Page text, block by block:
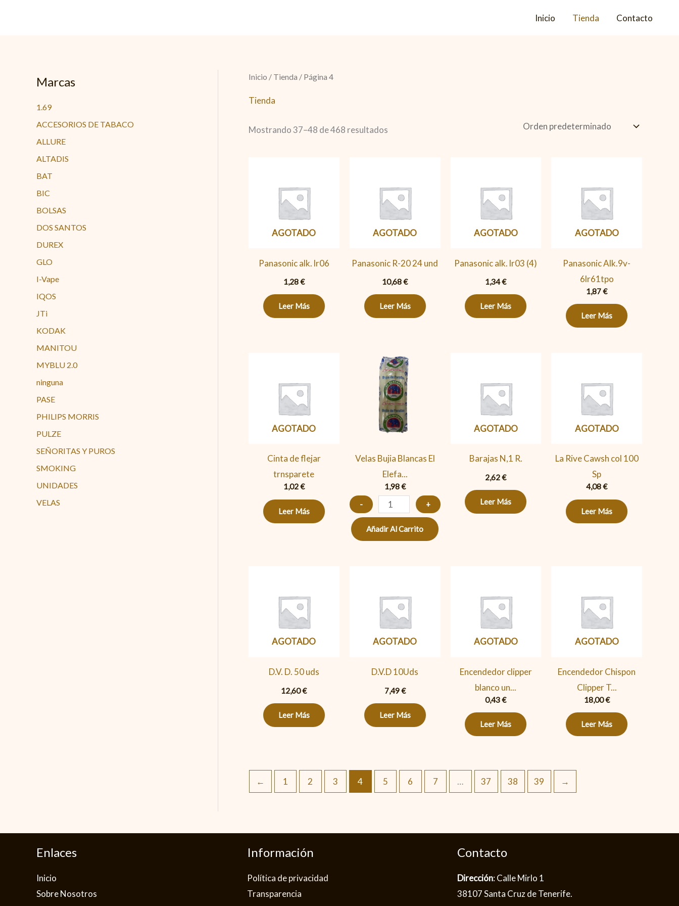
Inicio Tienda Contacto
Marcas
1.69
ACCESORIOS DE TABACO
ALLURE
ALTADIS
BAT
BIC
BOLSAS
DOS SANTOS
DUREX
GLO
I-Vape
IQOS
JTi
KODAK
MANITOU
MYBLU 2.0
ninguna
PASE
PHILIPS MORRIS
PULZE
SEÑORITAS Y PUROS
SMOKING
UNIDADES
VELAS
Inicio / Tienda / Página 4
Tienda
Mostrando 37–48 de 468 resultados
AGOTADO
Panasonic alk. lr06
1,28€
Leer Más
AGOTADO
Panasonic R-20 24 und
10,68€
Leer Más
AGOTADO
Panasonic alk. lr03 (4)
1,34€
Leer Más
AGOTADO
Panasonic Alk.9v-
6lr61tpo
1,87€
Leer Más
AGOTADO
Cinta de flejar
trnsparete
1,02€
Leer Más
Velas Bujia Blancas El
Elefa...
1,98€
-
Velas
Bujia
Blancas
El
Elefante
6
Uds
cantidad
+
Añadir Al Carrito
AGOTADO
Barajas N,1 R.
2,62€
Leer Más
AGOTADO
La Rive Cawsh col 100
Sp
4,08€
Leer Más
AGOTADO
D.V. D. 50 uds
12,60€
Leer Más
AGOTADO
D.V.D 10Uds
7,49€
Leer Más
AGOTADO
Encendedor clipper
blanco un...
0,43€
Leer Más
AGOTADO
Encendedor Chispon
Clipper T...
18,00€
Leer Más
← 1 2 3 4 5 6 7 … 37 38 39 →
Enlaces
Inicio
Sobre Nosotros
Información
Política de privacidad​
Transparencia
Contacto
Dirección: Calle Mirlo 1
38107 Santa Cruz de Tenerife.